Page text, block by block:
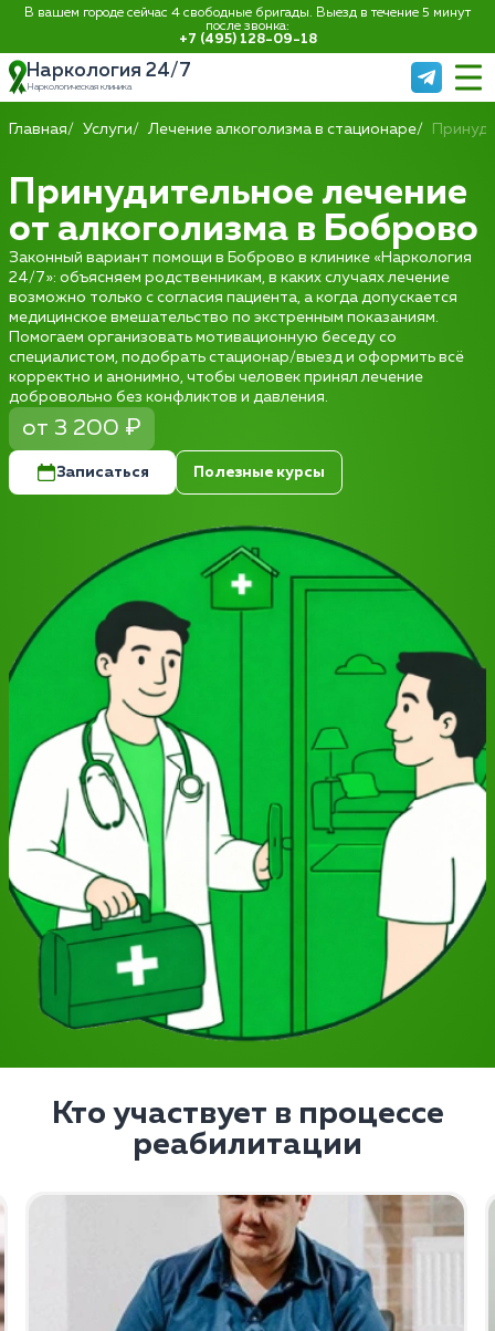
В вашем городе сейчас 4 свободные бригады. Выезд в течение 5 минут
после звонка:
+7 (495) 128-09-18
Наркология 24/7
Наркологическая клиника
Главная Услуги Лечение алкоголизма в стационаре
Принудительное лечение
от алкоголизма в Боброво
Законный вариант помощи в Боброво в клинике «Наркология
24/7»: объясняем родственникам, в каких случаях лечение
возможно только с согласия пациента, а когда допускается
медицинское вмешательство по экстренным показаниям.
Помогаем организовать мотивационную беседу со
специалистом, подобрать стационар/выезд и оформить всё
корректно и анонимно, чтобы человек принял лечение
добровольно без конфликтов и давления.
от 3 200 ₽
Записаться Полезные курсы
Кто участвует в процессе
реабилитации